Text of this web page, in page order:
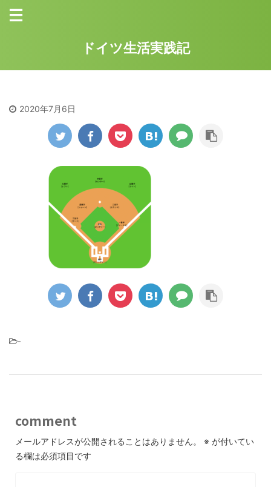
ドイツ生活実践記
2020年7月6日
-
comment
メールアドレスが公開されることはありません。 ※ が付いてい
る欄は必須項目です